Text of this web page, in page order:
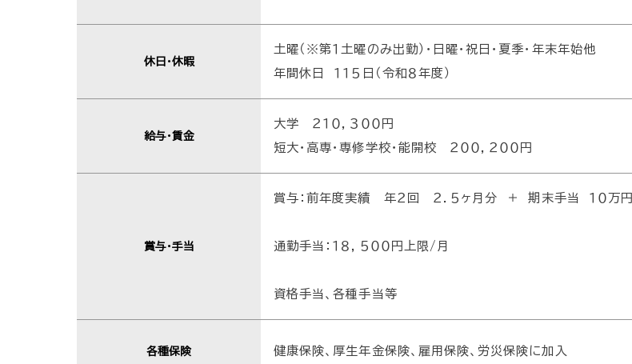
休日・休暇
土曜（※第１土曜のみ出勤）・日曜・祝日・夏季・年末年始他
年間休日 １１５日（令和８年度）
給与・賃金
大学 ２１０，３００円
短大・高専・専修学校・能開校 ２００，２００円
賞与・手当
賞与：前年度実績 年２回 ２．５ヶ月分 ＋ 期末手当 １０万円
通勤手当：１８，５００円上限/月
資格手当、各種手当等
各種保険 健康保険、厚生年金保険、雇用保険、労災保険に加入